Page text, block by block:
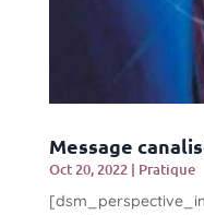
Message
Oct 20, 2022| Pratique